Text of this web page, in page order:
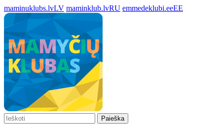
maminuklubs.lvLV maminklub.lvRU emmedeklubi.eeEE
Paieška